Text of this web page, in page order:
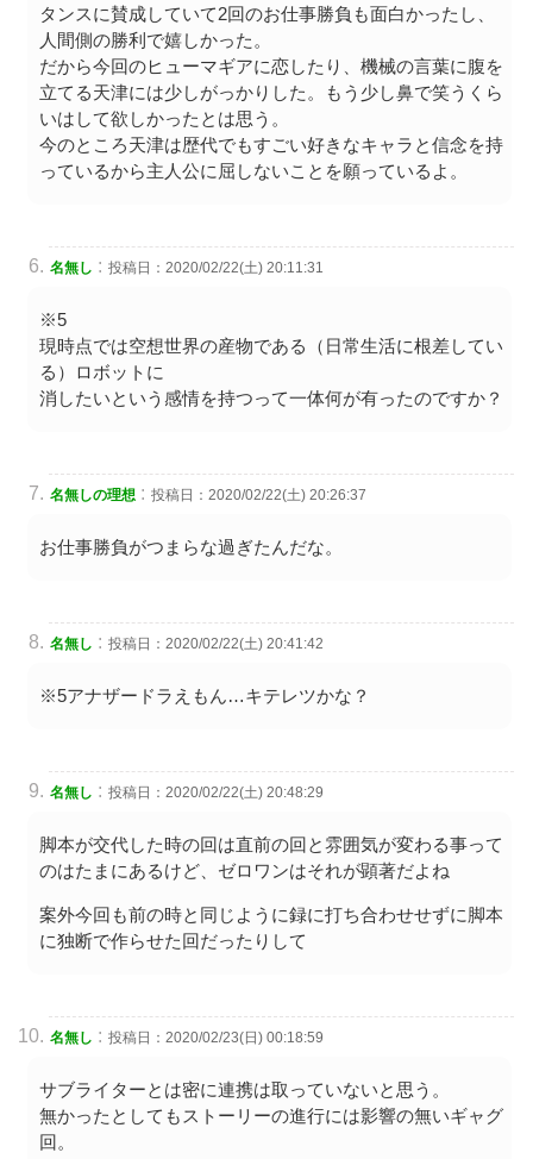
タンスに賛成していて2回のお仕事勝負も面白かったし、
人間側の勝利で嬉しかった。
だから今回のヒューマギアに恋したり、機械の言葉に腹を
立てる天津には少しがっかりした。もう少し鼻で笑うくら
いはして欲しかったとは思う。
今のところ天津は歴代でもすごい好きなキャラと信念を持
っているから主人公に屈しないことを願っているよ。
名無し : 投稿日：2020/02/22(土) 20:11:31
※5
現時点では空想世界の産物である（日常生活に根差してい
る）ロボットに
消したいという感情を持つって一体何が有ったのですか？
名無しの理想 : 投稿日：2020/02/22(土) 20:26:37
お仕事勝負がつまらな過ぎたんだな。
名無し : 投稿日：2020/02/22(土) 20:41:42
※5アナザードラえもん…キテレツかな？
名無し : 投稿日：2020/02/22(土) 20:48:29
脚本が交代した時の回は直前の回と雰囲気が変わる事って
のはたまにあるけど、ゼロワンはそれが顕著だよね
案外今回も前の時と同じように録に打ち合わせせずに脚本
に独断で作らせた回だったりして
名無し : 投稿日：2020/02/23(日) 00:18:59
サブライターとは密に連携は取っていないと思う。
無かったとしてもストーリーの進行には影響の無いギャグ
回。